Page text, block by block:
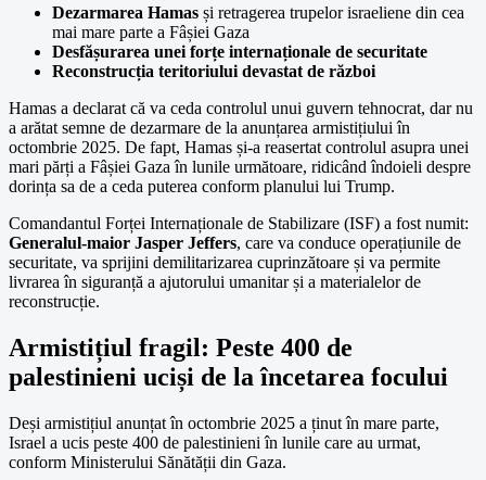
Dezarmarea Hamas și retragerea trupelor israeliene din cea
mai mare parte a Fâșiei Gaza
Desfășurarea unei forțe internaționale de securitate
Reconstrucția teritoriului devastat de război
Hamas a declarat că va ceda controlul unui guvern tehnocrat, dar nu
a arătat semne de dezarmare de la anunțarea armistițiului în
octombrie 2025. De fapt, Hamas și-a reasertat controlul asupra unei
mari părți a Fâșiei Gaza în lunile următoare, ridicând îndoieli despre
dorința sa de a ceda puterea conform planului lui Trump.
Comandantul Forței Internaționale de Stabilizare (ISF) a fost numit:
Generalul-maior Jasper Jeffers, care va conduce operațiunile de
securitate, va sprijini demilitarizarea cuprinzătoare și va permite
livrarea în siguranță a ajutorului umanitar și a materialelor de
reconstrucție.
Armistițiul fragil: Peste 400 de
palestinieni uciși de la încetarea focului
Deși armistițiul anunțat în octombrie 2025 a ținut în mare parte,
Israel a ucis peste 400 de palestinieni în lunile care au urmat,
conform Ministerului Sănătății din Gaza.